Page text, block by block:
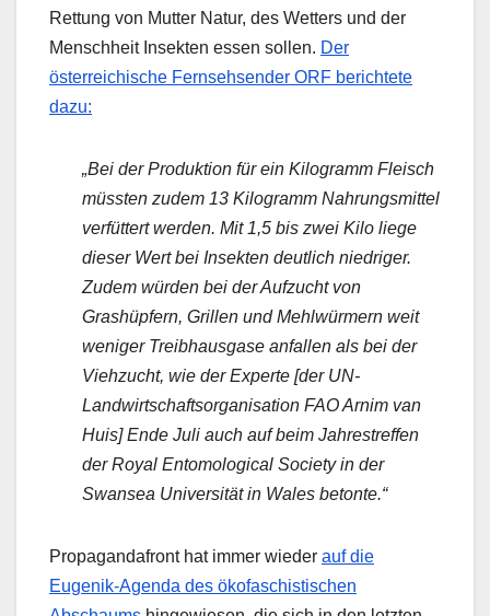
Rettung von Mutter Natur, des Wetters und der
Menschheit Insekten essen sollen. Der
österreichische Fernsehsender ORF berichtete
dazu:
„Bei der Produktion für ein Kilogramm Fleisch
müssten zudem 13 Kilogramm Nahrungsmittel
verfüttert werden. Mit 1,5 bis zwei Kilo liege
dieser Wert bei Insekten deutlich niedriger.
Zudem würden bei der Aufzucht von
Grashüpfern, Grillen und Mehlwürmern weit
weniger Treibhausgase anfallen als bei der
Viehzucht, wie der Experte [der UN-
Landwirtschaftsorganisation FAO Arnim van
Huis] Ende Juli auch auf beim Jahrestreffen
der Royal Entomological Society in der
Swansea Universität in Wales betonte.“
Propagandafront hat immer wieder auf die
Eugenik-Agenda des ökofaschistischen